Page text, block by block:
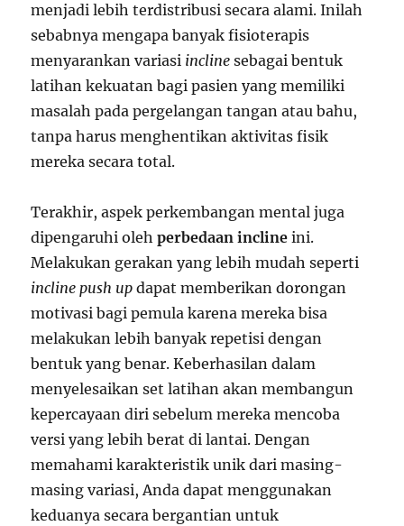
menjadi lebih terdistribusi secara alami. Inilah
sebabnya mengapa banyak fisioterapis
menyarankan variasi incline sebagai bentuk
latihan kekuatan bagi pasien yang memiliki
masalah pada pergelangan tangan atau bahu,
tanpa harus menghentikan aktivitas fisik
mereka secara total.
Terakhir, aspek perkembangan mental juga
dipengaruhi olehperbedaan incline ini.
Melakukan gerakan yang lebih mudah seperti
incline push up dapat memberikan dorongan
motivasi bagi pemula karena mereka bisa
melakukan lebih banyak repetisi dengan
bentuk yang benar. Keberhasilan dalam
menyelesaikan set latihan akan membangun
kepercayaan diri sebelum mereka mencoba
versi yang lebih berat di lantai. Dengan
memahami karakteristik unik dari masing-
masing variasi, Anda dapat menggunakan
keduanya secara bergantian untuk